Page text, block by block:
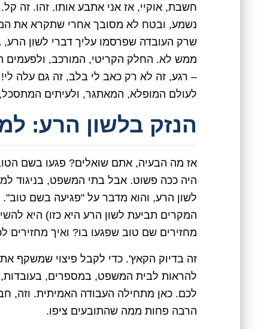
חשבת, אוקיי, אז אני אתבע אותו. זהו. זה
נשמע, ובטח לא מסובך אחרי שתקרא את
שרק העובדה שפרסמו עליך דברי לשון
ממש לא. החלק הקריטי, המורכב,
– רגע, זה לא רק כאב לי בלב, זה גם עלה
לעולם המופלא, המאתגר, ולעיתים
הנזק בלשון הרע:
אז מה הבעיה, אתם שואלים? פגעו בשם הטוב
היה ככה פשוט. אבל בתי המשפט, בניגוד
לשון הרע, והוא מדבר על "פגיעה בשם
המקרים תביעת לשון הרע היא כזו) היא
מחזירים שם טוב שפגעו בו? ואיך מחזירים
זה בדיוק הקאץ'. כדי לקבל פיצוי שמשקף
להראות לבית המשפט, במספרים, בעובדות,
לכם. כאן מתחילה העבודה האמיתית. וזה,
הרבה פחות ממה שהתובעים ציפו.